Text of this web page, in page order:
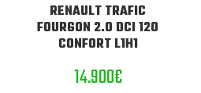
RENAULT TRAFIC
FOURGON 2.0 DCI 120
CONFORT L1H1
14.900€